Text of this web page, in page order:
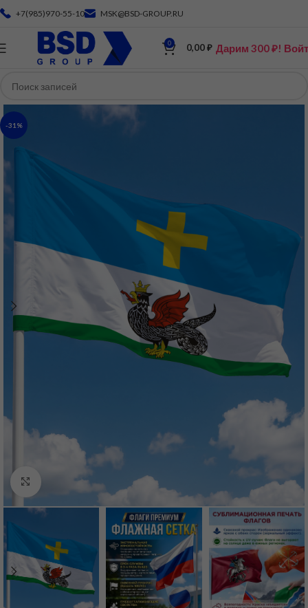
+7(985)970-55-10 MSK@BSD-GROUP.RU
0 0,00₽ Дарим 300 ₽!
-31%
Нажмите, чтобы увеличить